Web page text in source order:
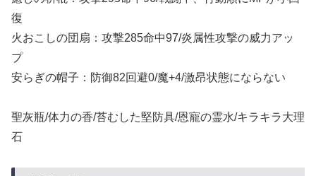
復
火おこしの団扇：攻撃285命中97/炎属性攻撃の威力アッ
プ
安らぎの帽子：防御82回避0/魔+4/激昂状態にならない
聖灰瓶/体力の香/苔むした堅防具/恩寵の霊水/キラキラ大理
石